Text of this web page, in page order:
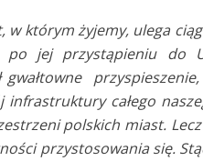
w którym żyjemy, ulega
po jej przystąpieniu do
gwałtowne
całego
polskich miast.
przystosowania się.